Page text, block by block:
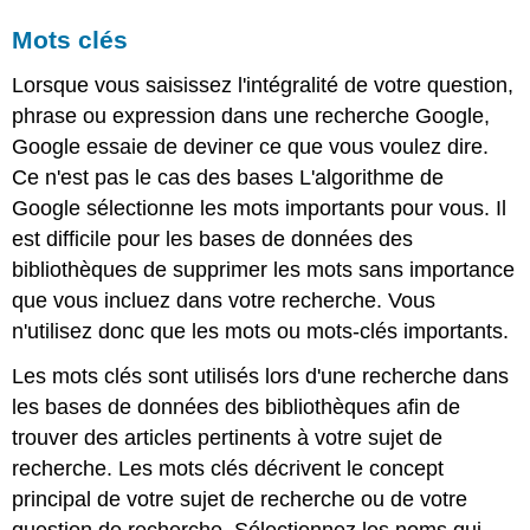
Mots clés
Lorsque vous saisissez l'intégralité de votre question,
phrase ou expression dans une recherche Google,
Google essaie de deviner ce que vous voulez dire.
Ce n'est pas le cas des bases L'algorithme de
Google sélectionne les mots importants pour vous. Il
est difficile pour les bases de données des
bibliothèques de supprimer les mots sans importance
que vous incluez dans votre recherche. Vous
n'utilisez donc que les mots ou mots-clés importants.
Les mots clés sont utilisés lors d'une recherche dans
les bases de données des bibliothèques afin de
trouver des articles pertinents à votre sujet de
recherche. Les mots clés décrivent le concept
principal de votre sujet de recherche ou de votre